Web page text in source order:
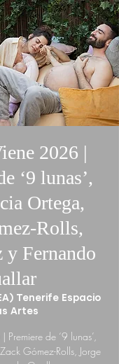
2026 |
‘9 lunas’,
Ortega,
Rolls,
y Fernando
Tenerife Espacio
Artes
de ‘9 lunas’,
Gómez-Rolls, Jorge